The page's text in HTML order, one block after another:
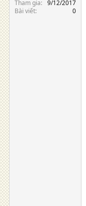
Tham gia
9/12/2017
Bài viết
0